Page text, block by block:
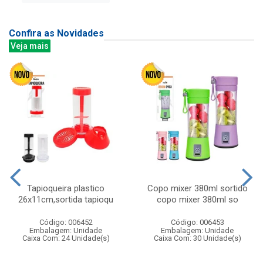
Confira as Novidades
Veja mais
Tapioqueira plastico
26x11cm,sortida tapioqu
Código: 006452
Embalagem: Unidade
Caixa Com: 24 Unidade(s)
Copo mixer 380ml sortido
copo mixer 380ml so
Código: 006453
Embalagem: Unidade
Caixa Com: 30 Unidade(s)